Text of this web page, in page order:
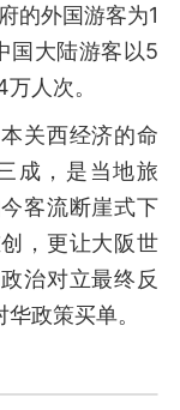
的外国游客为1
国大陆游客以5
人次。
关西经济的命
成，是当地旅
客流断崖式下
，更让大阪世
治对立最终反
政策买单。